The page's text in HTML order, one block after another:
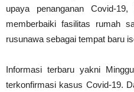
upaya penanganan Covid-
memberbaiki fasilitas rumah
rusunawa sebagai tempat baru
Informasi terbaru yakni
terkonfirmasi kasus Covid-19.